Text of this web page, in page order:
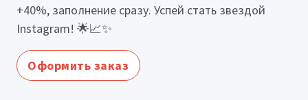
+40%, заполнение сразу. Успей стать звездой
Instagram! 🌟📈✨
Оформить заказ